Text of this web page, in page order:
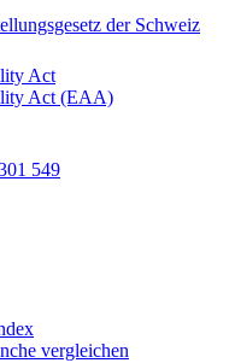
der Schweiz
Act
Act (EAA)
549
vergleichen